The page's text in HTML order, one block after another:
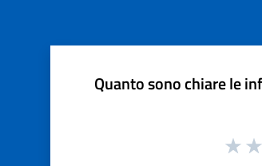
Quanto sono chiare le